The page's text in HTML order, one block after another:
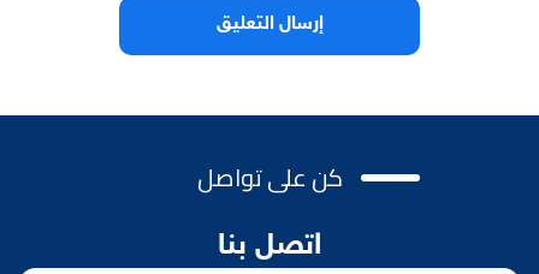
كن على تواصل
اتصل بنا